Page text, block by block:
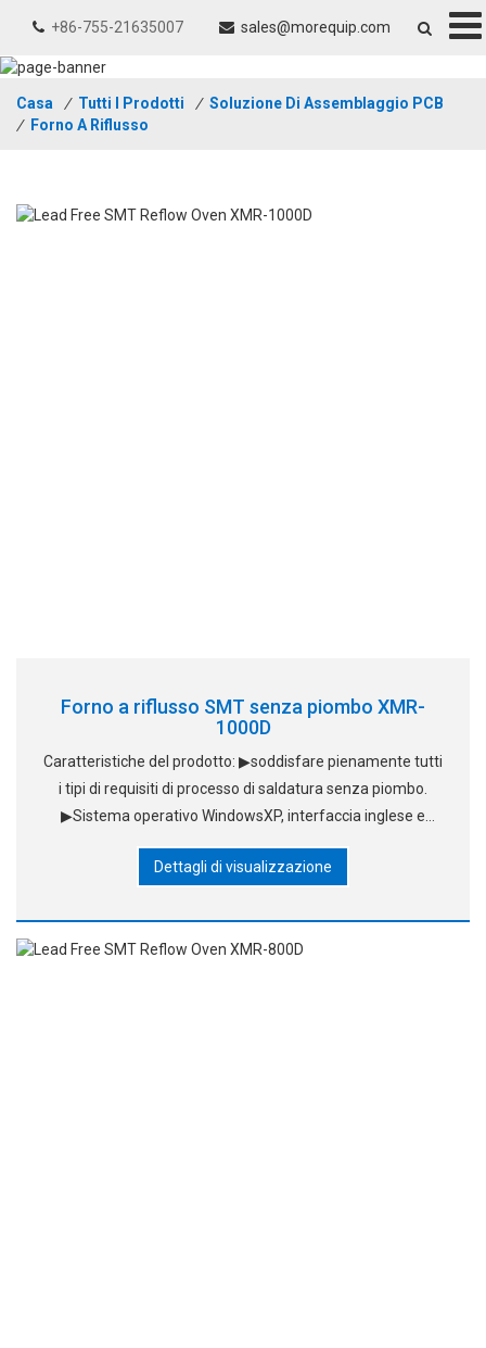
+86-755-21635007 sales@morequip.com
Casa / Tutti I Prodotti / Soluzione Di Assemblaggio PCB
/
Forno A Riflusso
Forno a riflusso SMT senza piombo XMR-
1000D
Caratteristiche del prodotto: ▶soddisfare pienamente tutti
i tipi di requisiti di processo di saldatura senza piombo.
▶Sistema operativo WindowsXP, interfaccia inglese e
standard, sistema ad aria calda brevettato, usi
Dettagli di visualizzazione